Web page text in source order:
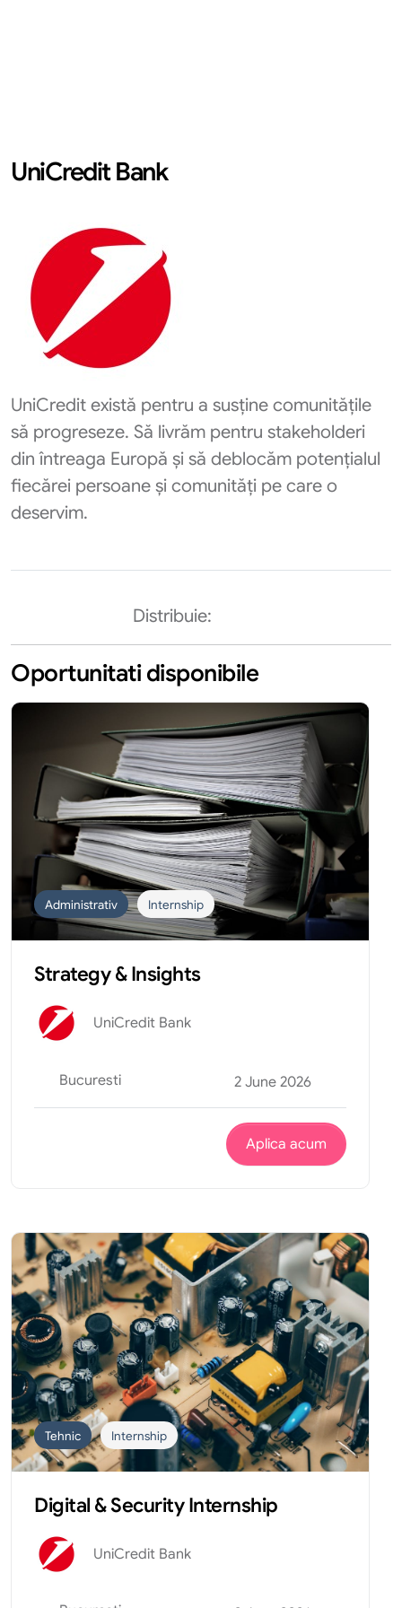
UniCredit Bank
UniCredit există pentru a susține comunitățile
să progreseze. Să livrăm pentru stakeholderi
din întreaga Europă și să deblocăm potențialul
fiecărei persoane și comunități pe care o
deservim.
Distribuie:
Oportunitati disponibile
Administrativ Internship
Strategy & Insights
UniCredit Bank
Bucuresti 2 June 2026
Aplica acum
Tehnic Internship
Digital & Security Internship
UniCredit Bank